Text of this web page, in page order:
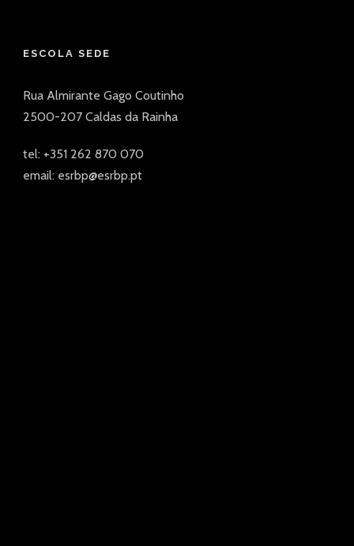
ESCOLA SEDE
Rua Almirante Gago Coutinho
2500-207 Caldas da Rainha
tel: +351 262 870 070
email: esrbp@esrbp.pt